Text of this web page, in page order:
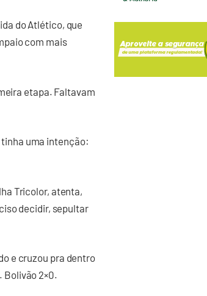
do Atlético, que
com mais
etapa. Faltavam
tinha uma intenção:
Tricolor, atenta,
decidir, sepultar
e cruzou pra dentro
Bolivão 2×0.